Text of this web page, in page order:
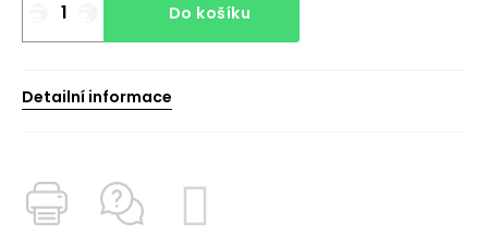
Do košíku
Detailní informace